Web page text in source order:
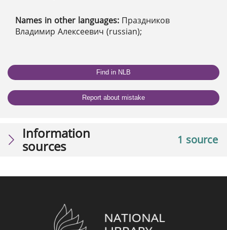
Names in other languages: Праздников
Владимир Алексеевич (russian);
Find in NLB
Report about mistake
1 source
Information
sources